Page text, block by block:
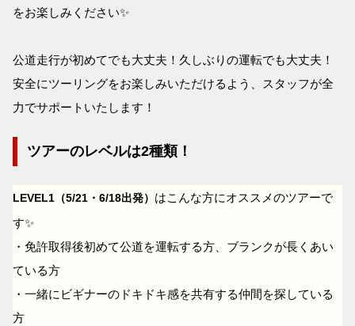
をお楽しみください✨
公道走行が初めてでも大丈夫！久しぶりの運転でも大丈夫！
安全にツーリングをお楽しみいただけるよう、スタッフが全
力でサポートいたします！
ツアーのレベルは2種類！
LEVEL1（5/21・6/18出発） はこんな方にオススメのツアーで
す✨
・免許取得後初めて公道を運転する方、ブランクが長くあい
ている方
・一緒にビギナーのドキドキ感を共有する仲間を探している
方